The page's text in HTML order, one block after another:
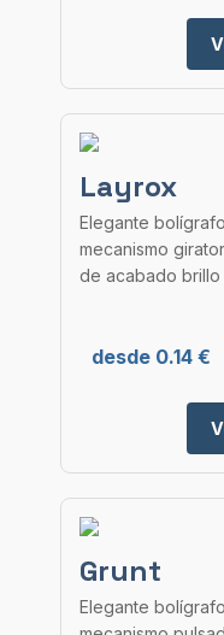
Layrox
Elegante
mecanismo
de acabado brillo
desde 0.14 €
Grunt
Elegante